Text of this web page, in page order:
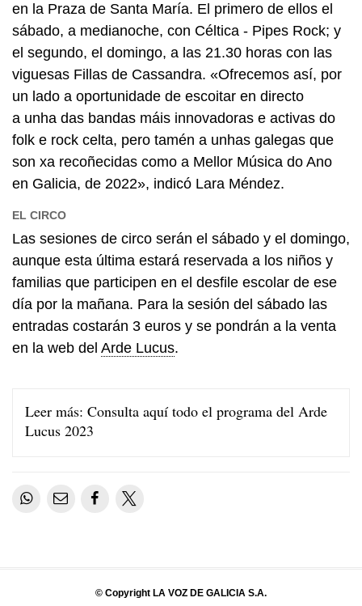
en la Praza de Santa María. El primero de ellos el
sábado, a medianoche, con Céltica - Pipes Rock; y
el segundo, el domingo, a las 21.30 horas con las
viguesas Fillas de Cassandra. «Ofrecemos así, por
un lado a oportunidade de escoitar en directo
a unha das bandas máis innovadoras e activas do
folk e rock celta, pero tamén a unhas galegas que
son xa recoñecidas como a Mellor Música do Ano
en Galicia, de 2022», indicó Lara Méndez.
EL CIRCO
Las sesiones de circo serán el sábado y el domingo,
aunque esta última estará reservada a los niños y
familias que participen en el desfile escolar de ese
día por la mañana. Para la sesión del sábado las
entradas costarán 3 euros y se pondrán a la venta
en la web del Arde Lucus.
Leer más: Consulta aquí todo el programa del Arde
Lucus 2023
© Copyright LA VOZ DE GALICIA S.A.